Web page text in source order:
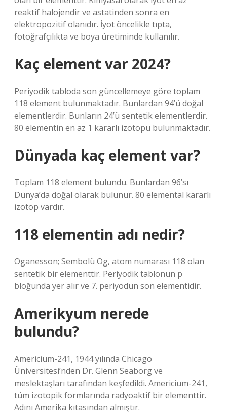
reaktif halojendir ve astatinden sonra en
elektropozitif olanıdır. İyot öncelikle tıpta,
fotoğrafçılıkta ve boya üretiminde kullanılır.
Kaç element var 2024?
Periyodik tabloda son güncellemeye göre toplam
118 element bulunmaktadır. Bunlardan 94’ü doğal
elementlerdir. Bunların 24’ü sentetik elementlerdir.
80 elementin en az 1 kararlı izotopu bulunmaktadır.
Dünyada kaç element var?
Toplam 118 element bulundu. Bunlardan 96’sı
Dünya’da doğal olarak bulunur. 80 elemental kararlı
izotop vardır.
118 elementin adı nedir?
Oganesson; Sembolü Og, atom numarası 118 olan
sentetik bir elementtir. Periyodik tablonun p
bloğunda yer alır ve 7. periyodun son elementidir.
Amerikyum nerede
bulundu?
Americium-241, 1944 yılında Chicago
Üniversitesi’nden Dr. Glenn Seaborg ve
meslektaşları tarafından keşfedildi. Americium-241,
tüm izotopik formlarında radyoaktif bir elementtir.
Adını Amerika kıtasından almıştır.